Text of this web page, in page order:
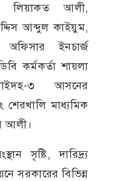
লিয়াকত আলী,
আব্দুল কাইয়ুম,
ইনচার্জ
কর্মকর্তা শায়লা
৩ আসনের
শেরখালি মাধ্যমিক
আলী।
সৃষ্টি, দারিদ্র্য
সরকারের বিভিন্ন